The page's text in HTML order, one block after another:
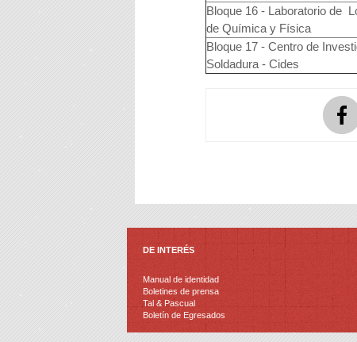
Bloque 16 - Laboratorio de
de Química y Física
Bloque 17 - Centro de
Soldadura - Cides
DE INTERÉS
Manual de identidad
Boletines de prensa
Tal & Pascual
Boletín de Egresados